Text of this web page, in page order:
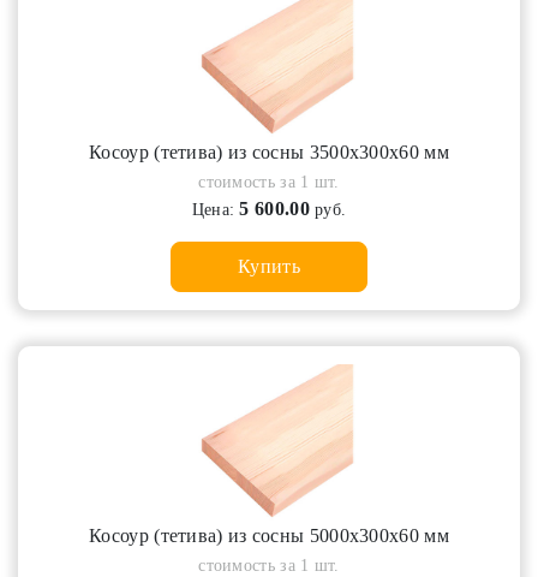
Косоур (тетива) из сосны 3500х300х60 мм
стоимость за 1 шт.
Цена:5 600.00руб.
Купить
Косоур (тетива) из сосны 5000х300х60 мм
стоимость за 1 шт.